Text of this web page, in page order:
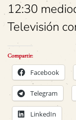
12:30
Televisión
Compartir:
Facebook
Telegram
LinkedIn